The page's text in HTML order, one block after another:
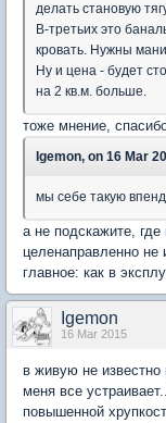
делать становую
В-третьих это
кровать. Нужны
Ну и цена - будет
на 2 кв.м. больше.
тоже мнение,
Igemon, on 16 Mar
мы себе такую
а не подскажите,
целенаправленно
главное: как в
Igemon
16 Mar 2015
в живую не известно
меня все
повышенной